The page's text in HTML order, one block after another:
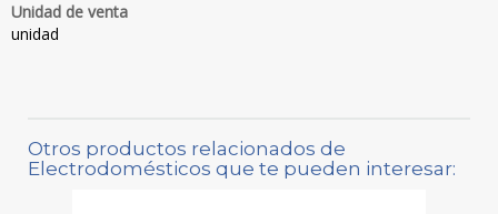
Unidad de venta
unidad
Otros productos relacionados de
Electrodomésticos que te pueden interesar: